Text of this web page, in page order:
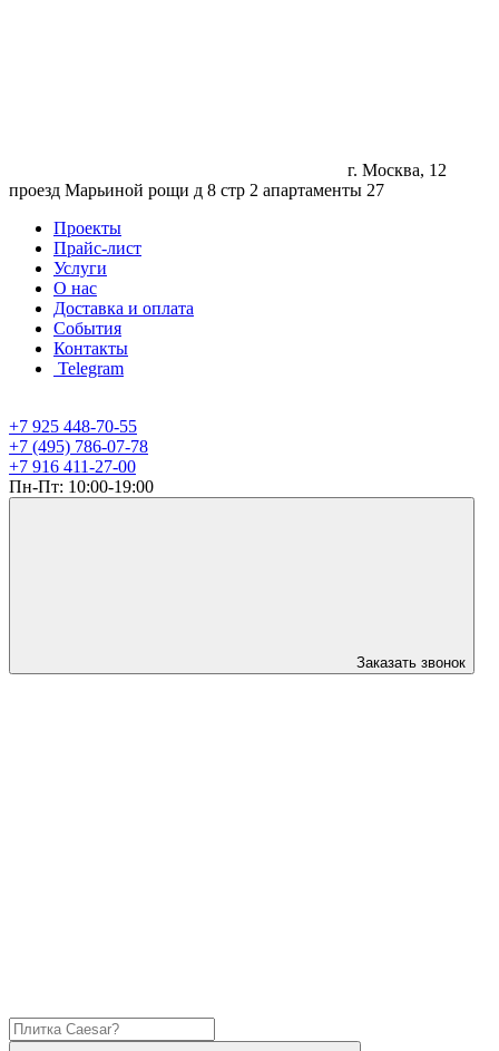
г. Москва, 12
проезд Марьиной рощи д 8 стр 2 апартаменты 27
Проекты
Прайс-лист
Услуги
О нас
Доставка и оплата
События
Контакты
Telegram
+7 925 448-70-55
+7 (495) 786-07-78
+7 916 411-27-00
Пн-Пт: 10:00-19:00
Заказать звонок